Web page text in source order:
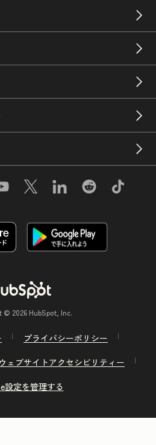
© 2026 HubSpot, Inc.
プライバシーポリシー
ウェブサイトアクセシビリティー
設定を管理する